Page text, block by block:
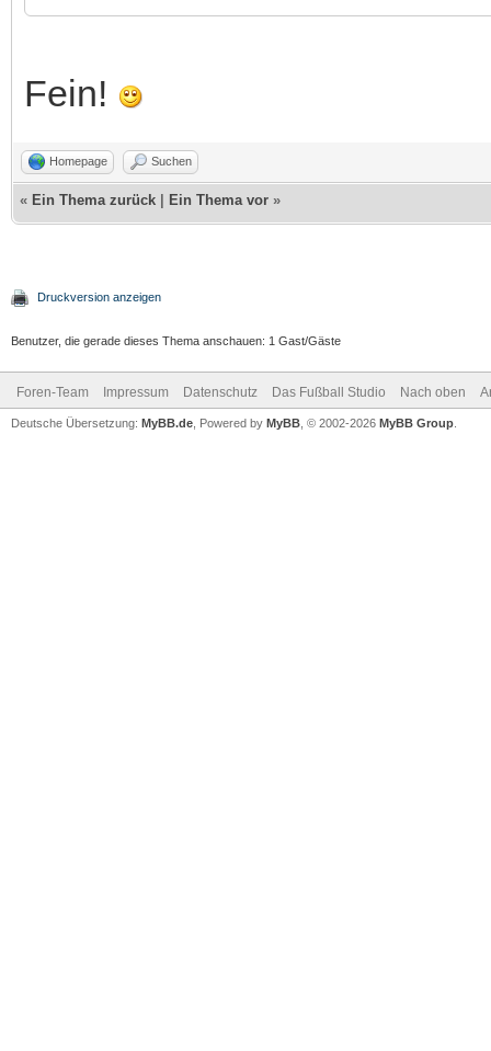
Fein!
Homepage Suchen
« Ein Thema zurück Ein Thema vor »
Druckversion anzeigen
Benutzer, die gerade dieses Thema anschauen: 1 Gast/Gäste
Foren-Team Impressum Datenschutz Das Fußball Studio Nach oben
Deutsche Übersetzung: MyBB.de , Powered by MyBB , © 2002-2026 MyBB Group